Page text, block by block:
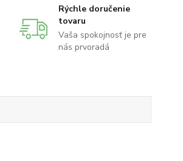
Rýchle doručenie
tovaru
Vaša spokojnosť je pre
nás prvoradá